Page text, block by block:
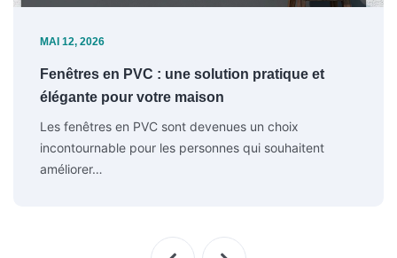
MAI 12, 2026
Fenêtres en PVC : une solution pratique et
élégante pour votre maison
Les fenêtres en PVC sont devenues un choix
incontournable pour les personnes qui souhaitent
améliorer…